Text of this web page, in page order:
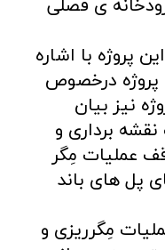
ی ۸ متری رودخانه ی فصلی
پروژه با اشاره
درخصوص
نیز بیان
برداری و
عملیات مِگر
پل های باند
مِگرریزی و